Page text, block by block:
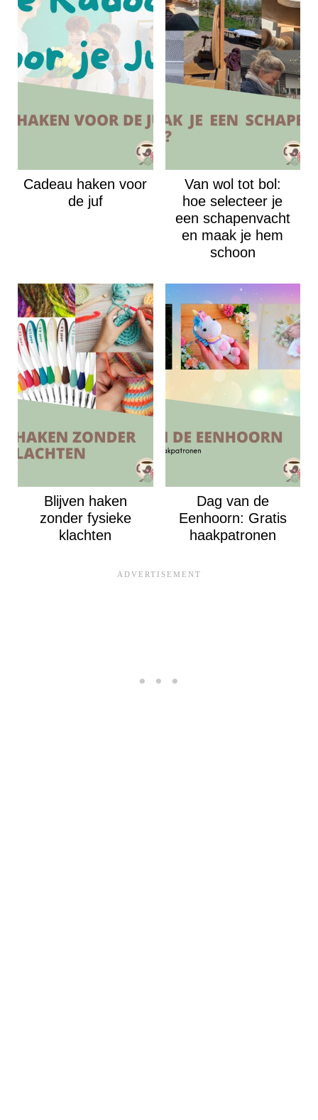
Cadeau haken voor
de juf
Van wol tot bol:
hoe selecteer je
een schapenvacht
en maak je hem
schoon
Blijven haken
zonder fysieke
klachten
Dag van de
Eenhoorn: Gratis
haakpatronen